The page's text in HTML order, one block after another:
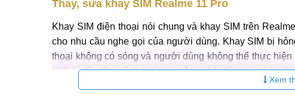
Thay, sửa khay SIM Realme 11 Pro
Khay SIM điện thoại nói chung và khay SIM trên
cho nhu cầu nghe gọi của người dùng. Khay SIM bị
thoại không có sóng và người dùng không thể thực
những rắc rối và ảnh hưởng không nhỏ đến quá trình sử
Xem